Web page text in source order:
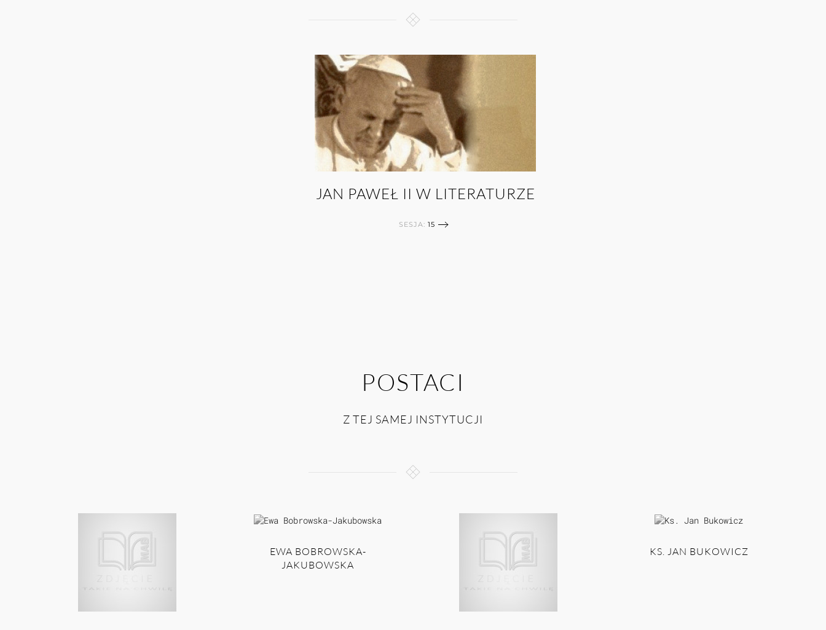
JAN PAWEŁ II W LITERATURZE
SESJA: 15
POSTACI
Z TEJ SAMEJ INSTYTUCJI
EWA BOBROWSKA-
JAKUBOWSKA
KS. JAN BUKOWICZ